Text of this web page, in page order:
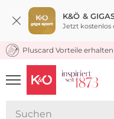
K&Ö &
Jetzt kostenlos
KOSTENLOSER
Pluscard Vorteile erhalten
UNSERE APP
CLICK &